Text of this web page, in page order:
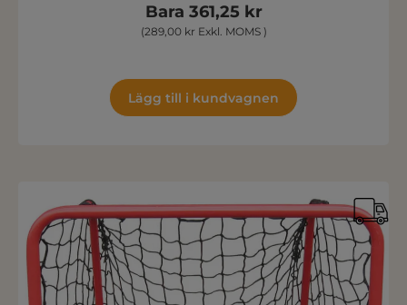
Bara 361,25 kr
(289,00 kr Exkl. MOMS )
Lägg till i kundvagnen